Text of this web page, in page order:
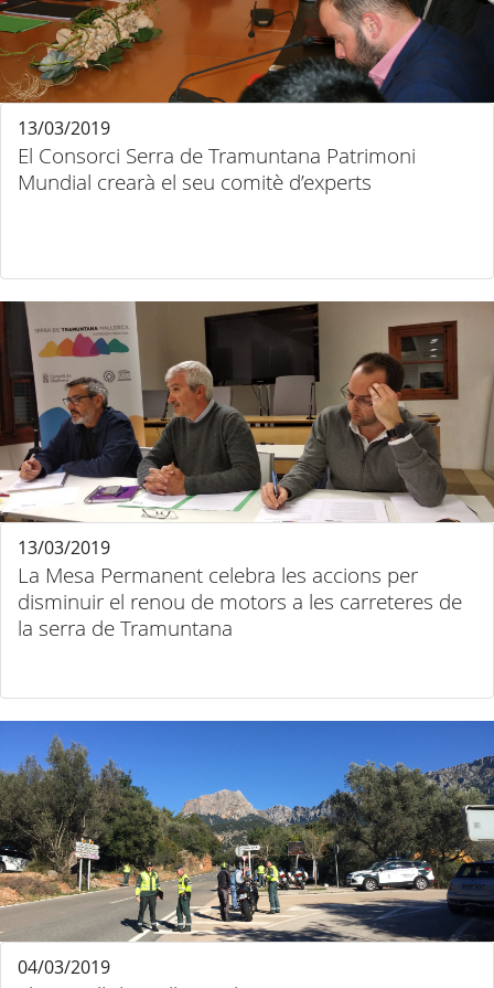
El Consorci Serra de Tramuntana Patrimoni
Mundial crearà el seu comitè d’experts
13/03/2019
La Mesa Permanent celebra les accions per
disminuir el renou de motors a les carreteres de
la serra de Tramuntana
13/03/2019
04/03/2019